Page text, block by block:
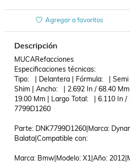
Agregar a favoritos
Descripción
MUCARefacciones
Especificaciones técnicas:
Tipo:   | Delantera | Fórmula:   |
Shim | Ancho:   | 2.692 In / 68.40
19.00 Mm | Largo Total:   | 6.110 In /
7799D1260
Parte: DNK7799D1260|Marca:
Balata|Compatible con:
Marca: Bmw|Modelo: X1|Año: